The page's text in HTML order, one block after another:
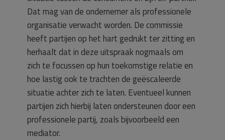
Dat mag van de ondernemer als professionele
organisatie verwacht worden. De commissie
heeft partijen op het hart gedrukt ter zitting en
herhaalt dat in deze uitspraak nogmaals om
zich te focussen op hun toekomstige relatie en
hoe lastig ook te trachten de geëscaleerde
situatie achter zich te laten. Eventueel kunnen
partijen zich hierbij laten ondersteunen door een
professionele partij, zoals bijvoorbeeld een
mediator.